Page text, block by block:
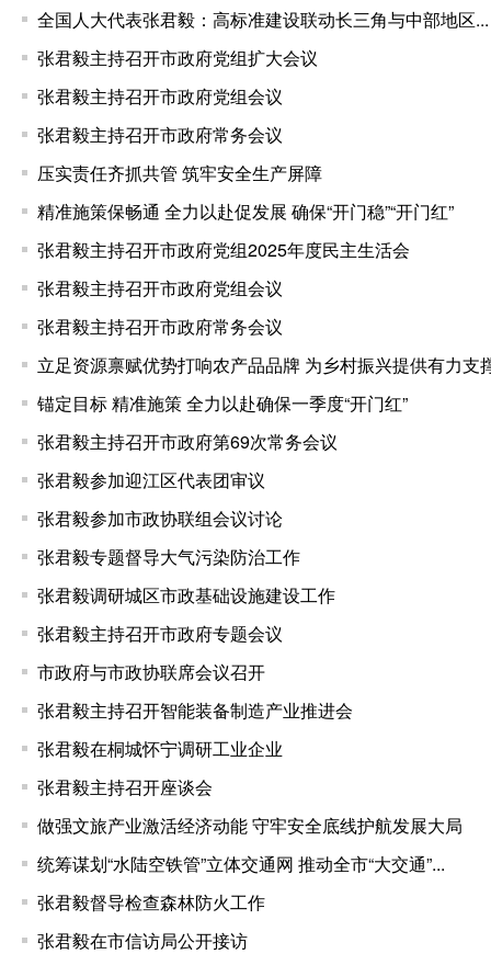
全国人大代表张君毅：高标准建设联动长三角与中部地区...
张君毅主持召开市政府党组扩大会议
张君毅主持召开市政府党组会议
张君毅主持召开市政府常务会议
压实责任齐抓共管 筑牢安全生产屏障
精准施策保畅通 全力以赴促发展 确保“开门稳”“开门红”
张君毅主持召开市政府党组2025年度民主生活会
张君毅主持召开市政府党组会议
张君毅主持召开市政府常务会议
立足资源禀赋优势打响农产品品牌 为乡村振兴提供有力支
锚定目标 精准施策 全力以赴确保一季度“开门红”
张君毅主持召开市政府第69次常务会议
张君毅参加迎江区代表团审议
张君毅参加市政协联组会议讨论
张君毅专题督导大气污染防治工作
张君毅调研城区市政基础设施建设工作
张君毅主持召开市政府专题会议
市政府与市政协联席会议召开
张君毅主持召开智能装备制造产业推进会
张君毅在桐城怀宁调研工业企业
张君毅主持召开座谈会
做强文旅产业激活经济动能 守牢安全底线护航发展大局
统筹谋划“水陆空铁管”立体交通网 推动全市“大交通”...
张君毅督导检查森林防火工作
张君毅在市信访局公开接访